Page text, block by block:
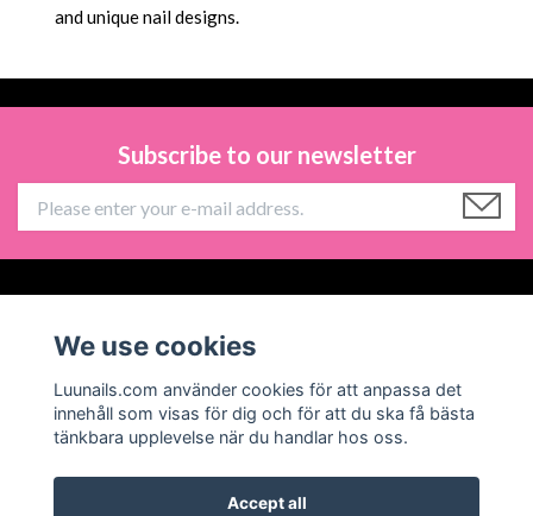
and unique nail designs.
Subscribe to our newsletter
Social Media
We use cookies
Luunails.com använder cookies för att anpassa det
innehåll som visas för dig och för att du ska få bästa
tänkbara upplevelse när du handlar hos oss.
Accept all